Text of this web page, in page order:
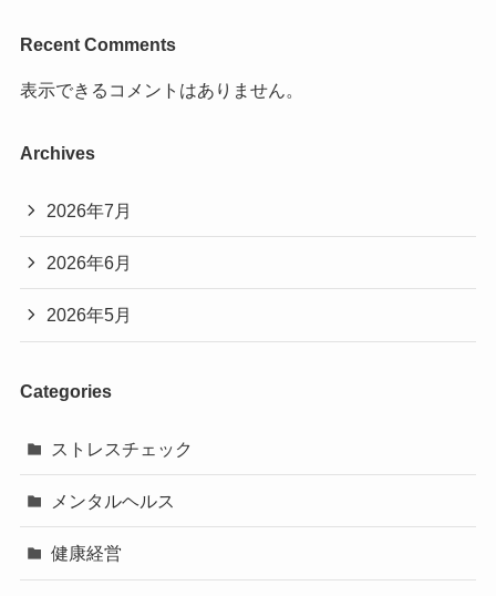
Recent Comments
表示できるコメントはありません。
Archives
2026年7月
2026年6月
2026年5月
Categories
ストレスチェック
メンタルヘルス
健康経営